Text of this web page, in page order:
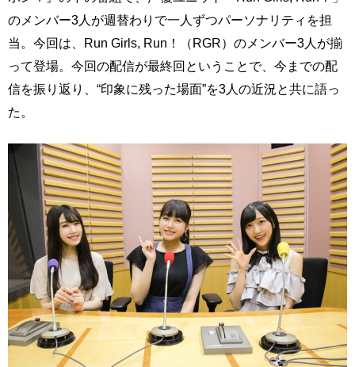
のメンバー3人が週替わりで一人ずつパーソナリティを担
当。今回は、Run Girls, Run！（RGR）のメンバー3人が揃
って登場。今回の配信が最終回ということで、今までの配
信を振り返り、“印象に残った場面”を3人の近況と共に語っ
た。